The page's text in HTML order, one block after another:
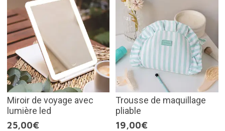
Miroir de voyage avec
lumière led
25,00€
Trousse de maquillage
pliable
19,00€